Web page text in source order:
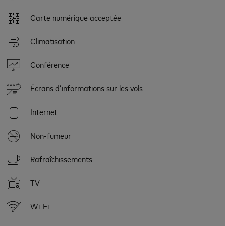
Carte numérique acceptée
Climatisation
Conférence
Écrans d’informations sur les vols
Internet
Non-fumeur
Rafraîchissements
TV
Wi-Fi